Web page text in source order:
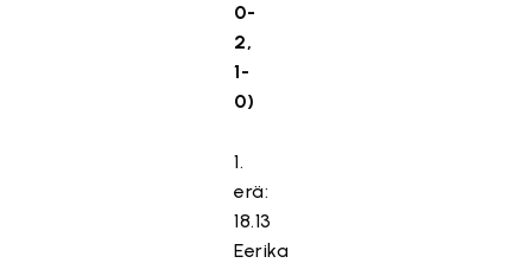
0-
2,
1-
0)
1.
erä:
18.13
Eerika